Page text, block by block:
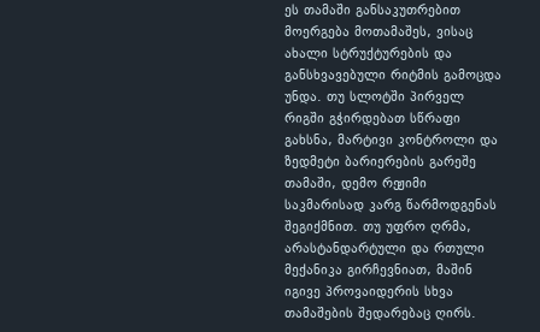
ეს თამაში განსაკუთრებით
მოერგება მოთამაშეს, ვისაც
ახალი სტრუქტურების და
განსხვავებული რიტმის გამოცდა
უნდა. თუ სლოტში პირველ
რიგში გჭირდებათ სწრაფი
გახსნა, მარტივი კონტროლი და
ზედმეტი ბარიერების გარეშე
თამაში, დემო რეჟიმი
საკმარისად კარგ წარმოდგენას
შეგიქმნით. თუ უფრო ღრმა,
არასტანდარტული და რთული
მექანიკა გირჩევნიათ, მაშინ
იგივე პროვაიდერის სხვა
თამაშების შედარებაც ღირს.